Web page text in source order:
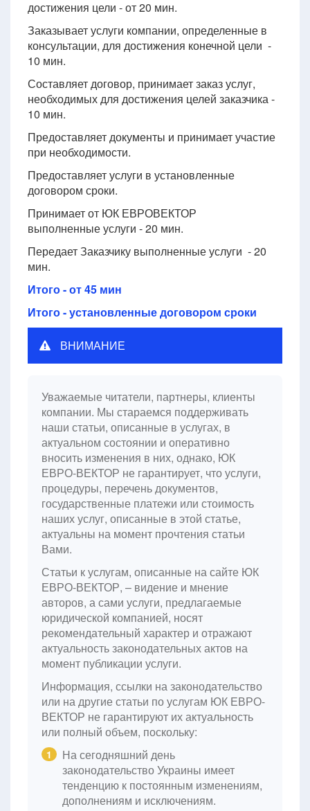
достижения цели - от 20 мин.
Заказывает услуги компании, определенные в
консультации, для достижения конечной цели -
10 мин.
Составляет договор, принимает заказ услуг,
необходимых для достижения целей заказчика -
10 мин.
Предоставляет документы и принимает участие
при необходимости.
Предоставляет услуги в установленные
договором сроки.
Принимает от ЮК ЕВРОВЕКТОР
выполненные услуги - 20 мин.
Передает Заказчику выполненные услуги - 20
мин.
Итого - от 45 мин
Итого - установленные договором сроки
ВНИМАНИЕ
Уважаемые читатели, партнеры, клиенты
компании. Мы стараемся поддерживать
наши статьи, описанные в услугах, в
актуальном состоянии и оперативно
вносить изменения в них, однако, ЮК
ЕВРО-ВЕКТОР не гарантирует, что услуги,
процедуры, перечень документов,
государственные платежи или стоимость
наших услуг, описанные в этой статье,
актуальны на момент прочтения статьи
Вами.
Статьи к услугам, описанные на сайте ЮК
ЕВРО-ВЕКТОР, – видение и мнение
авторов, а сами услуги, предлагаемые
юридической компанией, носят
рекомендательный характер и отражают
актуальность законодательных актов на
момент публикации услуги.
Информация, ссылки на законодательство
или на другие статьи по услугам ЮК ЕВРО-
ВЕКТОР не гарантируют их актуальность
или полный объем, поскольку:
1
На сегодняшний день
законодательство Украины имеет
тенденцию к постоянным изменениям,
дополнениям и исключениям.